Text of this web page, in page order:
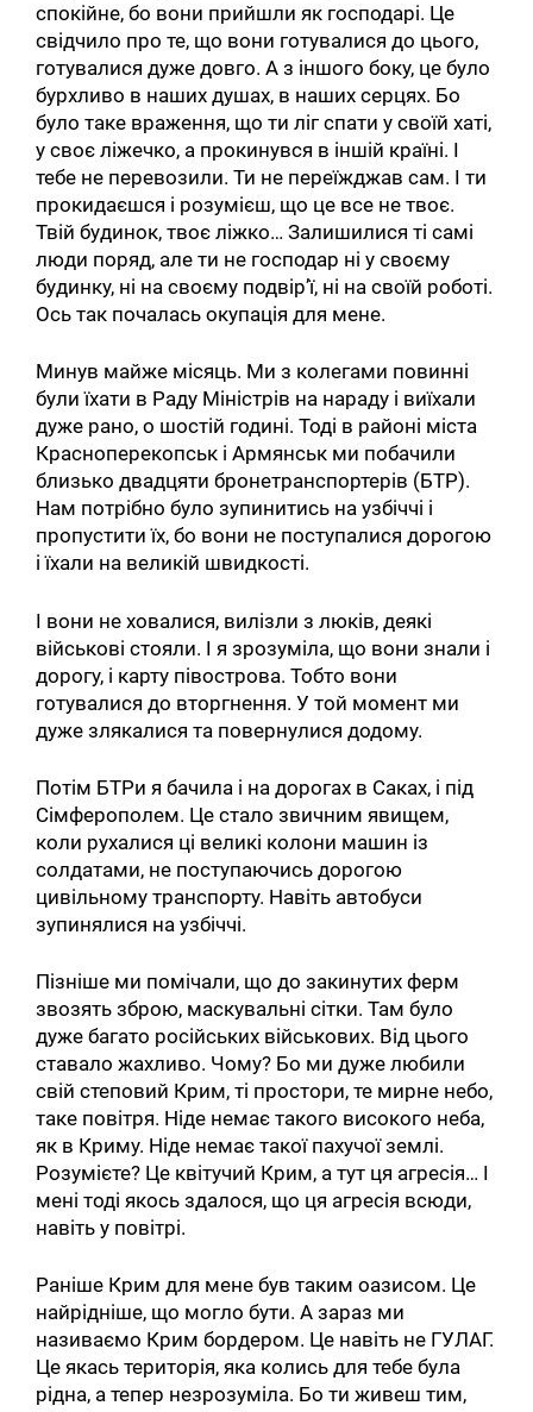
спокійне, бо вони прийшли як господарі. Це
свідчило про те, що вони готувалися до цього,
готувалися дуже довго. А з іншого боку, це було
бурхливо в наших душах, в наших серцях. Бо
було таке враження, що ти ліг спати у своїй хаті,
у своє ліжечко, а прокинувся в іншій країні. І
тебе не перевозили. Ти не переїжджав сам. І ти
прокидаєшся і розумієш, що це все не твоє.
Твій будинок, твоє ліжко… Залишилися ті самі
люди поряд, але ти не господар ні у своєму
будинку, ні на своєму подвір’ї, ні на своїй роботі.
Ось так почалась окупація для мене.
Минув майже місяць. Ми з колегами повинні
були їхати в Раду Міністрів на нараду і виїхали
дуже рано, о шостій годині. Тоді в районі міста
Красноперекопськ і Армянськ ми побачили
близько двадцяти бронетранспортерів (БТР).
Нам потрібно було зупинитись на узбіччі і
пропустити їх, бо вони не поступалися дорогою
і їхали на великій швидкості.
І вони не ховалися, вилізли з люків, деякі
військові стояли. І я зрозуміла, що вони знали і
дорогу, і карту півострова. Тобто вони
готувалися до вторгнення. У той момент ми
дуже злякалися та повернулися додому.
Потім БТРи я бачила і на дорогах в Саках, і під
Сімферополем. Це стало звичним явищем,
коли рухалися ці великі колони машин із
солдатами, не поступаючись дорогою
цивільному транспорту. Навіть автобуси
зупинялися на узбіччі.
Пізніше ми помічали, що до закинутих ферм
звозять зброю, маскувальні сітки. Там було
дуже багато російських військових. Від цього
ставало жахливо. Чому? Бо ми дуже любили
свій степовий Крим, ті простори, те мирне небо,
таке повітря. Ніде немає такого високого неба,
як в Криму. Ніде немає такої пахучої землі.
Розумієте? Це квітучий Крим, а тут ця агресія… І
мені тоді якось здалося, що ця агресія всюди,
навіть у повітрі.
Раніше Крим для мене був таким оазисом. Це
найрідніше, що могло бути. А зараз ми
називаємо Крим бордером. Це навіть не ГУЛАГ.
Це якась територія, яка колись для тебе була
рідна, а тепер незрозуміла. Бо ти живеш тим,